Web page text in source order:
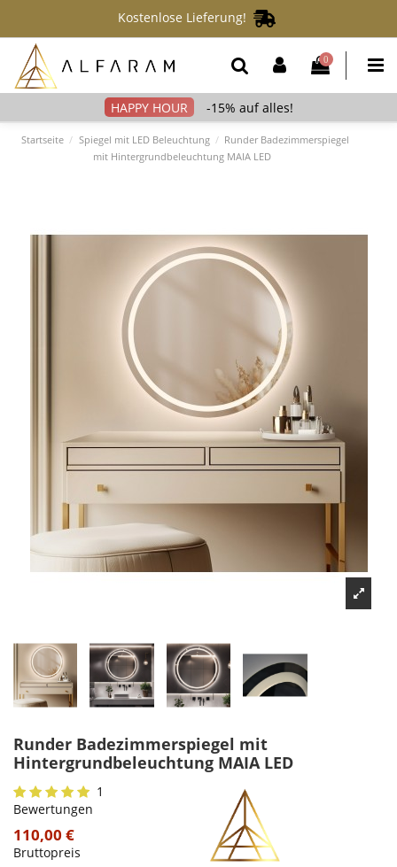
Kostenlose Lieferung!
0
-15% auf alles!
Startseite Spiegel mit LED Beleuchtung
Runder Badezimmerspiegel
mit Hintergrundbeleuchtung MAIA LED
Runder Badezimmerspiegel mit
Hintergrundbeleuchtung MAIA LED
1
Bewertungen
110,00 €
Bruttopreis